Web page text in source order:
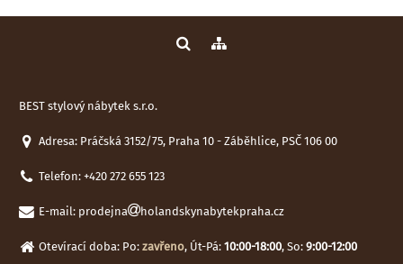
BEST stylový nábytek s.r.o.
Adresa: Práčská 3152/75, Praha 10 - Záběhlice, PSČ 106 00
Telefon: +420 272 655 123
E-mail: prodejna holandskynabytekpraha.cz
Otevírací doba: Po: zavřeno, Út-Pá: 10:00-18:00, So: 9:00-12:00